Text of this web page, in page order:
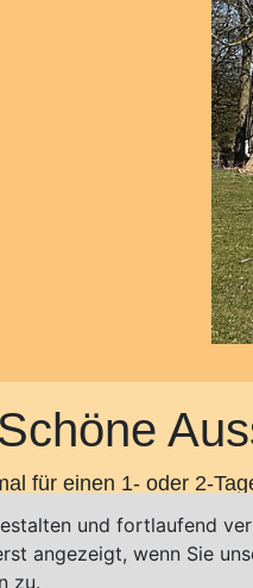
für einen 1- oder 2-
direkt an dem
und fortlaufend
angezeigt, wenn Sie
zu.